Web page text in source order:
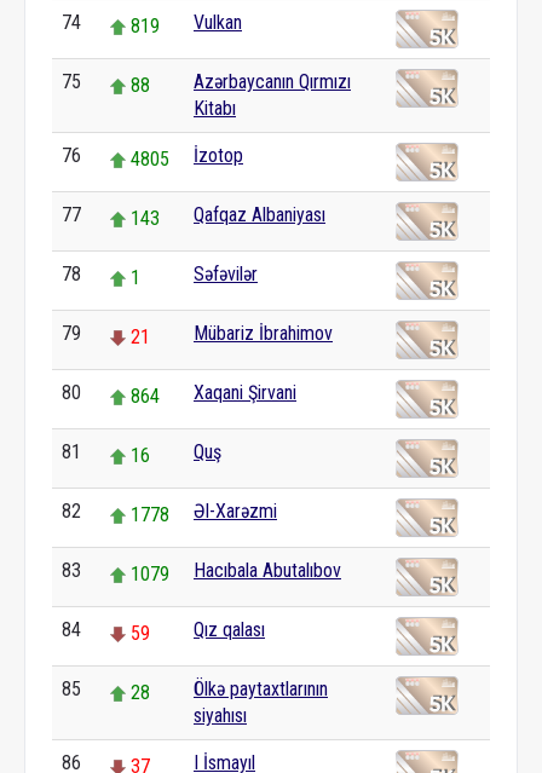
74 819 Vulkan
75 88
Azərbaycanın Qırmızı
Kitabı
76 4805 İzotop
77 143 Qafqaz Albaniyası
78 1 Səfəvilər
79 21 Mübariz İbrahimov
80 864 Xaqani Şirvani
81 16 Quş
82 1778 Əl-Xarəzmi
83 1079 Hacıbala Abutalıbov
84 59 Qız qalası
85 28
Ölkə paytaxtlarının
siyahısı
86 37 I İsmayıl